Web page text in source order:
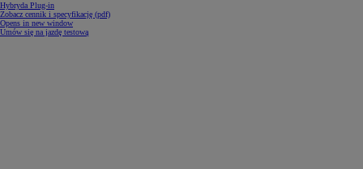
Hybryda Plug-in
Zobacz cennik i specyfikację (pdf)
Opens in new window
Umów się na jazdę testową